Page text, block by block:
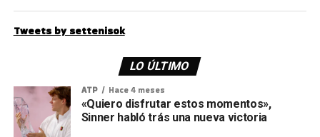
Tweets by settenisok
LO ÚLTIMO
ATP Hace 4 meses
«Quiero disfrutar estos momentos»,
Sinner habló trás una nueva victoria